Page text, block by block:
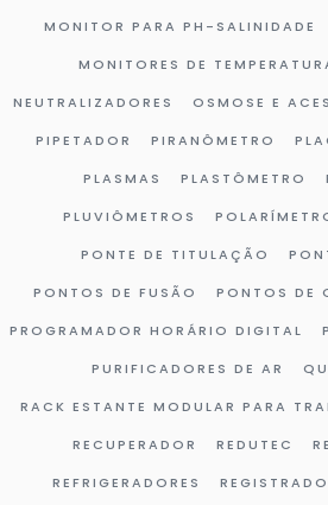
MONITOR PARA PH-SALINIDADE
MONITORES DE
NEUTRALIZADORES OSMOSE E
PIPETADOR PIRANÔMETRO
PLASMAS PLASTÔMETRO
PLUVIÔMETROS
PONTE DE TITULAÇÃO
PONTOS DE FUSÃO PONTOS DE
PROGRAMADOR HORÁRIO DIGITAL
PURIFICADORES DE AR
RACK ESTANTE MODULAR PARA
RECUPERADOR REDUTEC
REFRIGERADORES